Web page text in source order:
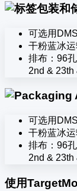
包装和
可选用
干粉蓝冰
排布：96
2nd & 23th
可选用
干粉蓝冰
排布：96
2nd & 23th
使用